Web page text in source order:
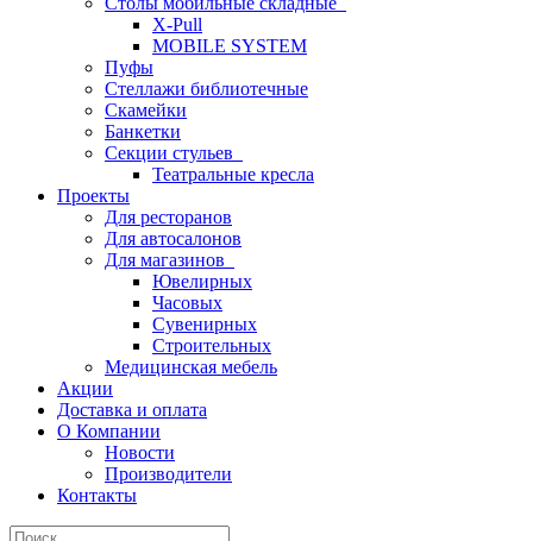
X-Pull
MOBILE SYSTEM
Пуфы
Стеллажи библиотечные
Скамейки
Банкетки
Секции стульев
Театральные кресла
Проекты
Для ресторанов
Для автосалонов
Для магазинов
Ювелирных
Часовых
Сувенирных
Строительных
Медицинская мебель
Акции
Доставка и оплата
О Компании
Новости
Производители
Контакты